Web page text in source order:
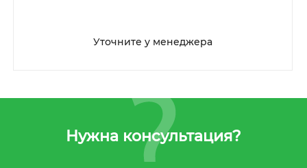
Уточните у менеджера
Нужна консультация?